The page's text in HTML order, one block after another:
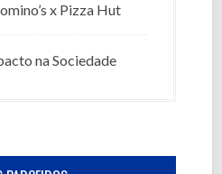
x Pizza Hut
na Sociedade